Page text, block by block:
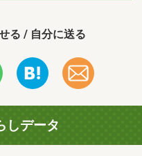
る / 自分に送る
しデータ